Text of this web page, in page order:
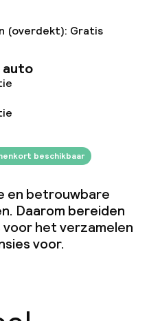
voor kinderen
(overdekt): Gratis
auto
beschikbaar
en betrouwbare
Daarom bereiden
het verzamelen
voor.